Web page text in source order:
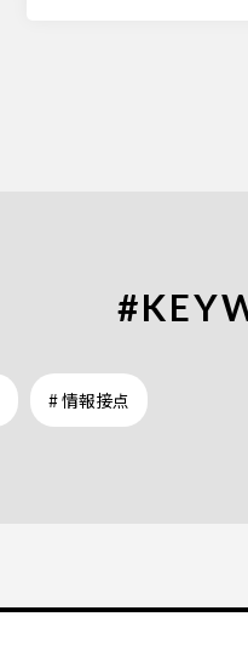
# 情報接点